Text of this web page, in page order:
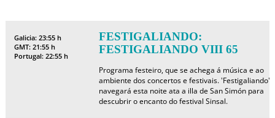
Galicia: 23:55 h
GMT: 21:55 h
Portugal: 22:55 h
FESTIGALIANDO:
FESTIGALIANDO VIII 65
Programa festeiro, que se achega á música e ao
ambiente dos concertos e festivais. 'Festigaliando'
navegará esta noite ata a illa de San Simón para
descubrir o encanto do festival Sinsal.